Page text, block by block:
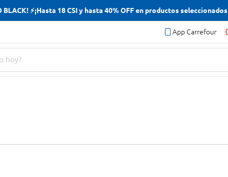
BLACK! ⚡¡Hasta 18 CSI y hasta 40% OFF en productos seleccionados
App Carrefour